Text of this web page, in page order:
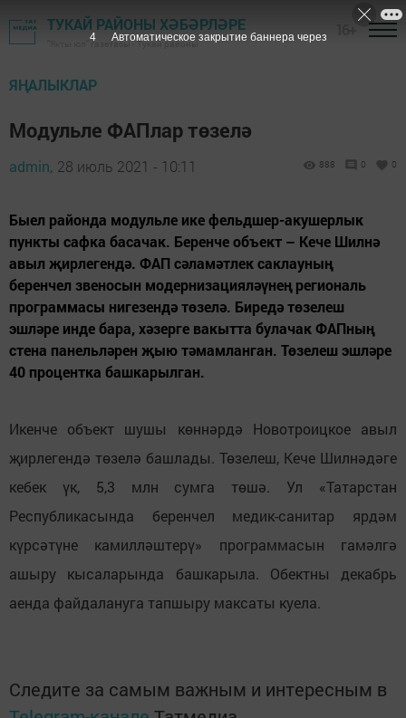
ТУКАЙ РАЙОНЫ ХӘБӘРЛӘРЕ
"Якты юл" газетасы - Тукай районы
ЯҢАЛЫКЛАР
Модульле ФАПлар төзелә
admin, 28 июль 2021 - 10:11 888 0 0
Быел районда модульле ике фельдшер-акушерлык
пункты сафка басачак. Беренче объект – Кече Шилнә
авыл җирлегендә. ФАП сәламәтлек саклауның
беренчел звеносын модернизацияләүнең региональ
программасы нигезендә төзелә. Биредә төзелеш
эшләре инде бара, хәзерге вакытта булачак ФАПның
стена панельләрен җыю тәмамланган. Төзелеш эшләре
40 процентка башкарылган.
Икенче объект шушы көннәрдә Новотроицкое авыл
җирлегендә төзелә башлады. Төзелеш, Кече Шилнәдәге
кебек үк, 5,3 млн сумга төшә. Ул «Татарстан
Республикасында беренчел медик-санитар ярдәм
күрсәтүне камилләштерү» программасын гамәлгә
ашыру кысаларында башкарыла. Обектны декабрь
аенда файдалануга тапшыру максаты куела.
Следите за самым важным и интересным в
3 Автоматическое закрытие баннера через